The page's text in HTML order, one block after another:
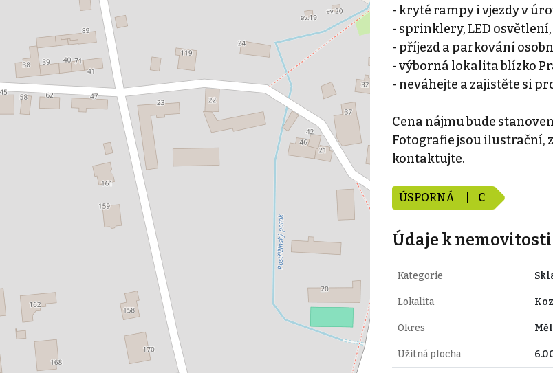
- kryté rampy i vjezdy v
- sprinklery, LED osvětlení,
- příjezd a parkování
- výborná lokalita blízko
- neváhejte a zajistěte si
Cena nájmu bude
Fotografie jsou ilustrační,
kontaktujte.
ÚSPORNÁ C
Údaje k nemovitosti
Kategorie
Lokalita
Okres
Užitná plocha